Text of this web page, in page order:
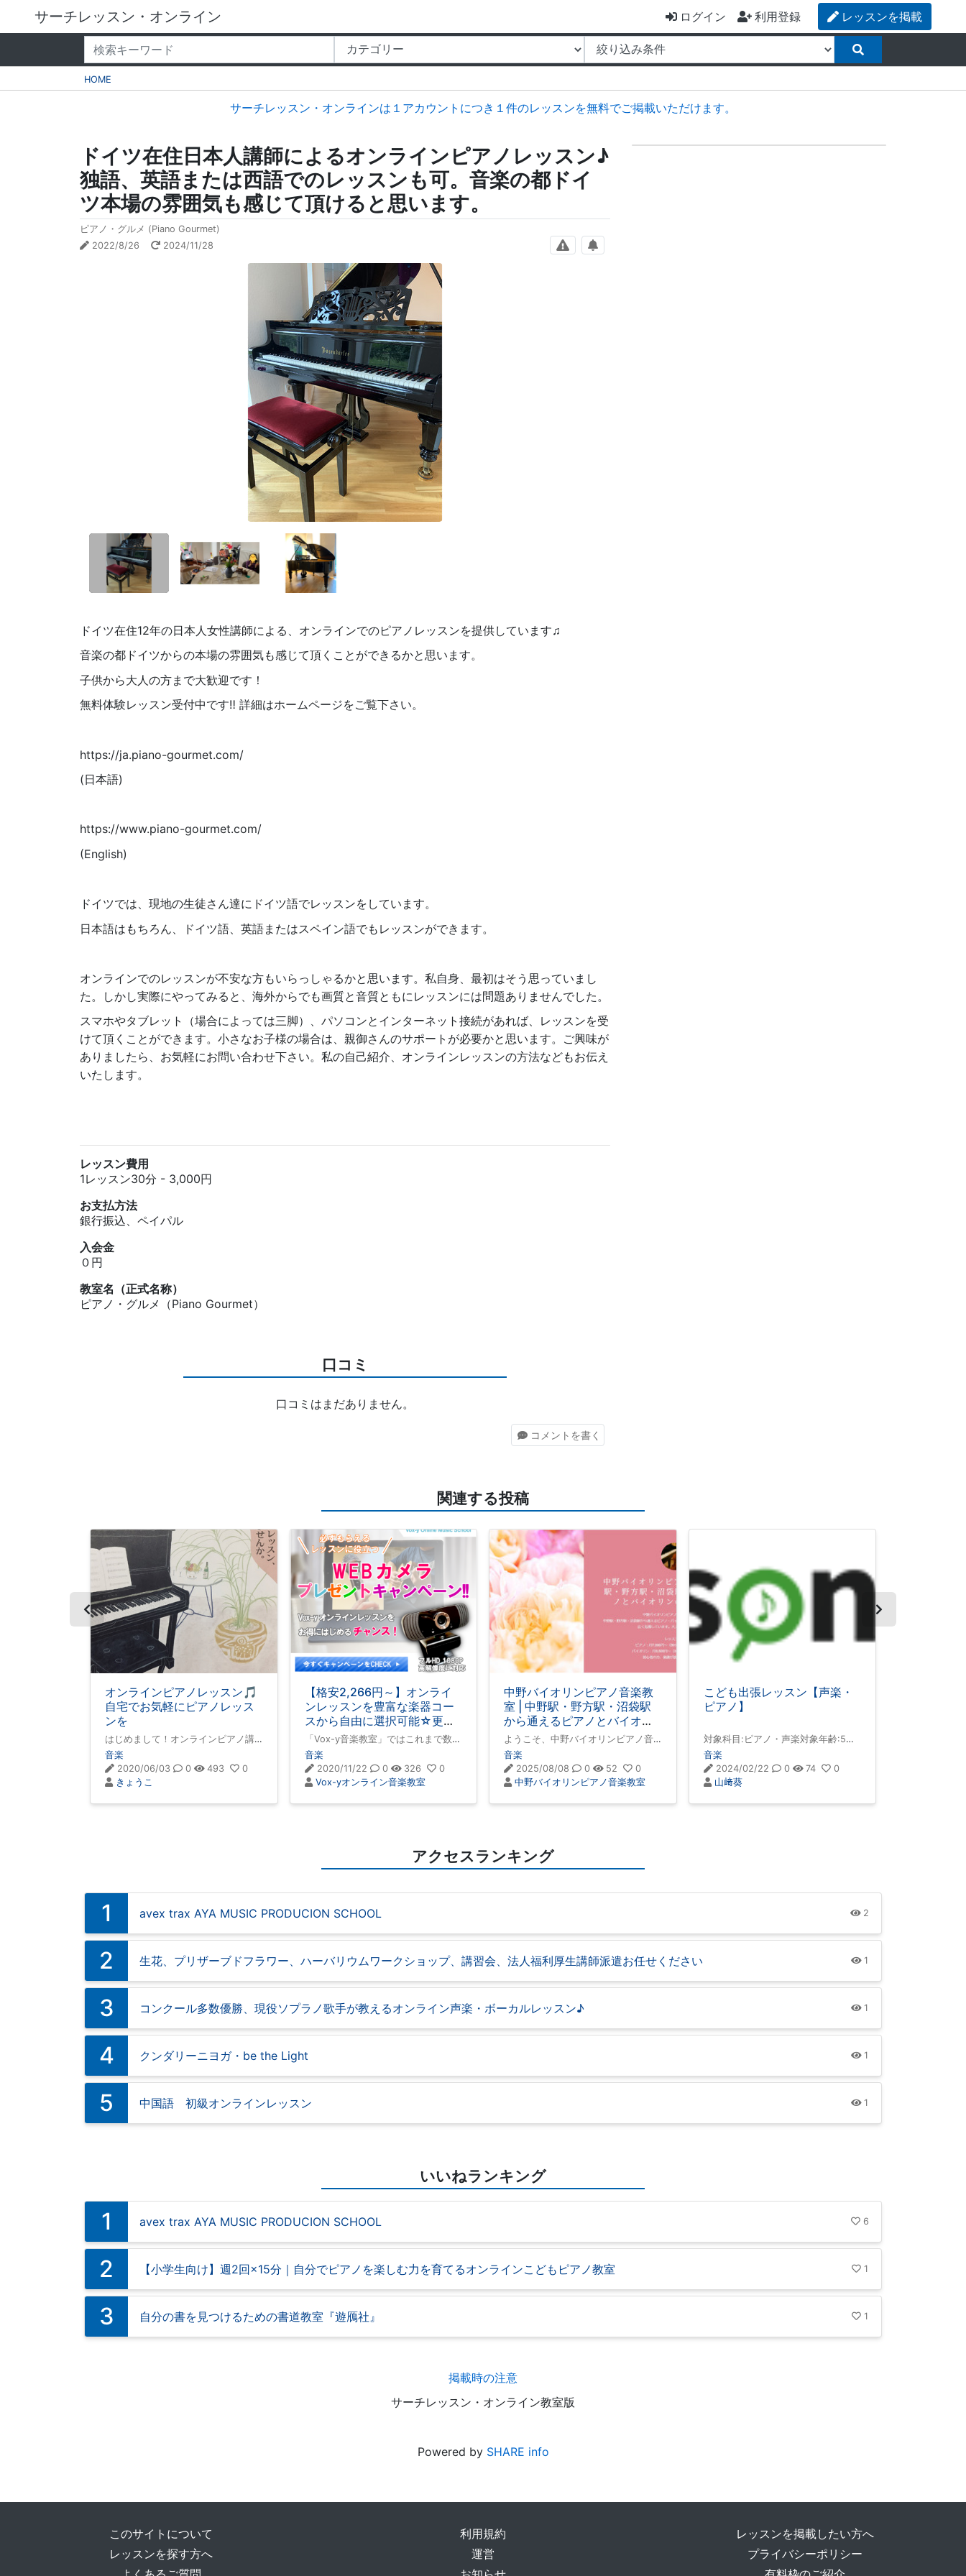
サーチレッスン・オンライン ログイン 利用登録 レッスンを掲載
HOME
サーチレッスン・オンラインは１アカウントにつき１件のレッスンを無料でご掲載いただけます。
ドイツ在住日本人講師によるオンラインピアノレッスン♪
独語、英語または西語でのレッスンも可。音楽の都ドイ
ツ本場の雰囲気も感じて頂けると思います。
ピアノ・グルメ (Piano Gourmet)
2022/8/26
2024/11/28
ドイツ在住12年の日本人女性講師による、オンラインでのピアノレッスンを提供しています♫
音楽の都ドイツからの本場の雰囲気も感じて頂くことができるかと思います。
子供から大人の方まで大歓迎です！
無料体験レッスン受付中です‼︎ 詳細はホームページをご覧下さい。
https://ja.piano-gourmet.com/
(日本語)
https://www.piano-gourmet.com/
(English)
ドイツでは、現地の生徒さん達にドイツ語でレッスンをしています。
日本語はもちろん、ドイツ語、英語またはスペイン語でもレッスンができます。
オンラインでのレッスンが不安な方もいらっしゃるかと思います。私自身、最初はそう思っていまし
た。しかし実際にやってみると、海外からでも画質と音質ともにレッスンには問題ありませんでした。
スマホやタブレット（場合によっては三脚）、パソコンとインターネット接続があれば、レッスンを受
けて頂くことができます。小さなお子様の場合は、親御さんのサポートが必要かと思います。ご興味が
ありましたら、お気軽にお問い合わせ下さい。私の自己紹介、オンラインレッスンの方法などもお伝え
いたします。
レッスン費用
1レッスン30分 - 3,000円
お支払方法
銀行振込、ペイパル
入会金
０円
教室名（正式名称）
ピアノ・グルメ（Piano Gourmet）
口コミ
口コミはまだありません。
コメント を書く
関連する投稿
オンラインピアノレッスン🎵
自宅でお気軽にピアノレッス
ンを
はじめまして！オンラインピアノ講
師の「きょうこ」です。音大時代に
弦楽器を副科目で取っていたことも
あり、胡弓に魅せられ10年間上海に
住んでいました。そのおかげで中国
しんでゆけるよう、それぞれの個性
音楽
2020/06/03
0 493
0
きょうこ
【格安2,266円～】オンライ
ンレッスンを豊富な楽器コー
スから自由に選択可能☆更に
いまならWebカメラがプレゼ
ントされるキャンペーン実施
中！
「Vox-y音楽教室」ではこれまで数多
くの生徒様にレッスンをご利用いた
だき、確かな指導法と細やかな気配
りには多大なご好評をいただいてお
ります。Zoomなどのアプリを用いて
のレッスンが受けられます。予約も
音楽
2020/11/22
0 326
0
Vox-yオンライン音楽教室
中野バイオリンピアノ音楽教
室 | 中野駅・野方駅・沼袋駅
から通えるピアノとバイオリ
ンの音楽レッスン
ようこそ、中野バイオリンピアノ音
楽教室へ！🎻 中野駅・野方・沼袋か
ら通えるピアノとバイオリンの個人
教室中野駅から徒歩12分の個人音楽
教室です。幼児（3歳～）から大人・
ンの個人レッスンを行っています。
音楽
2025/08/08
0 52
0
中野バイオリンピアノ音楽教室
こども出張レッスン【声楽・
ピアノ】
対象科目:ピアノ・声楽対象年齢:5
歳〜18歳出張範囲:茨城、千葉、東京
（交通費必須）・茨城県取手市在
住・自動車通勤不可、駅から徒歩で
行ける距離のみ可能レッスン可能曜
特徴・送迎の心配無し・生徒様の個
音楽
2024/02/22
0 74
0
山﨑葵
アクセスランキング
1 avex trax AYA MUSIC PRODUCION SCHOOL 2
2 生花、プリザーブドフラワー、ハーバリウムワークショップ、講習会、法人福利厚生講師派遣お任せください 1
3 コンクール多数優勝、現役ソプラノ歌手が教えるオンライン声楽・ボーカルレッスン♪ 1
4 クンダリーニヨガ・be the Light 1
5 中国語 初級オンラインレッスン 1
いいねランキング
1 avex trax AYA MUSIC PRODUCION SCHOOL 6
2 【小学生向け】週2回×15分｜自分でピアノを楽しむ力を育てるオンラインこどもピアノ教室 1
3 自分の書を見つけるための書道教室『遊鴈社』 1
掲載時の注意
サーチレッスン・オンライン教室版
Powered by SHARE info
このサイトについて 利用規約
レッスンを掲載したい方へ
レッスンを探す方へ
運営
プライバシーポリシー